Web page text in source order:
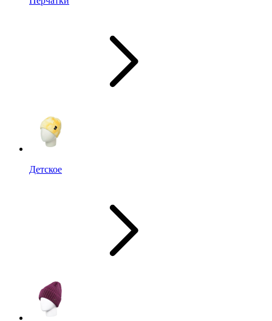
Детское